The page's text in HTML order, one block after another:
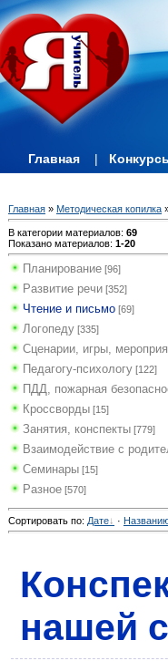
Главная |
Главная » Методическая копилка
В категории материалов: 69
Показано материалов: 1-20
Планирование [96]
Развитие речи [352]
Чтение и письмо [69]
Логопеду [335]
Сценарии, игры,
Педагогу-психологу [122]
ПДД, пожарная
Кроссворды [15]
Занятия, конспекты [779]
Взаимодействие с
Семинары [15]
Разное [570]
Сортировать по: Дате ·
нашей